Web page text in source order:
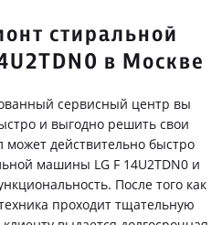
стиральной
в Москве
сервисный центр вы
и выгодно решить свои
действительно быстро
машины LG F 14U2TDN0 и
После того как
проходит тщательную